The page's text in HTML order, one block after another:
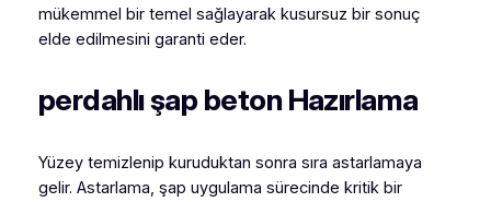
mükemmel bir temel sağlayarak kusursuz bir sonuç
elde edilmesini garanti eder.
perdahlı şap beton Hazırlama
Yüzey temizlenip kuruduktan sonra sıra astarlamaya
gelir. Astarlama, şap uygulama sürecinde kritik bir